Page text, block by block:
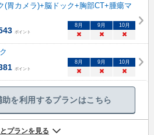
(胃カメラ)+脳ドック+胸部CT+腫瘍マ
ポイント
8 月 9 月 10月
× × ×
ポイント
8 月 9 月 10月
× × ×
を利用するプランはこちら
プランを見る